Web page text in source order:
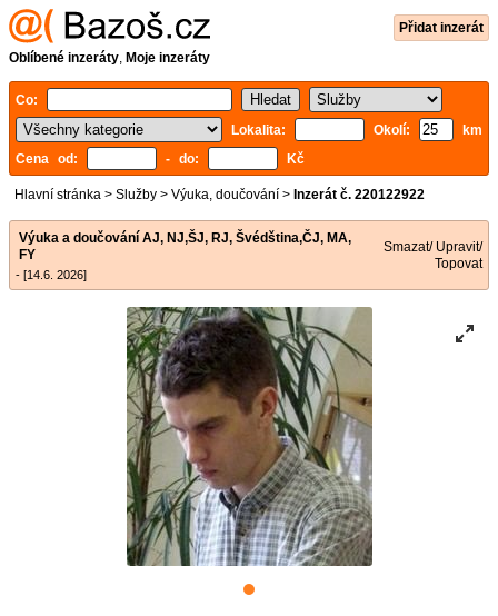
Přidat inzerát
Oblíbené inzeráty, Moje inzeráty
Co:
Lokalita:
Okolí:
km
Cena od:
- do: Kč
Hlavní stránka > Služby > Výuka, doučování > Inzerát č. 220122922
Výuka a doučování AJ, NJ,ŠJ, RJ, Švédština,ČJ, MA,
FY
- [14.6. 2026]
Smazat/ Upravit/
Topovat